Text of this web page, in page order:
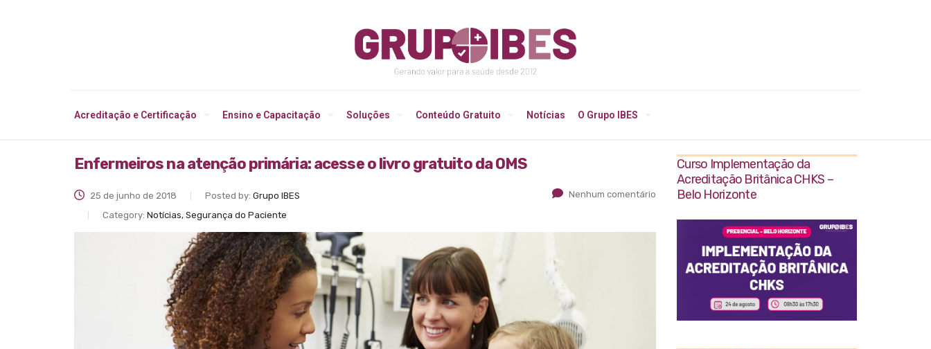
Acreditação e Certificação Ensino e Capacitação Soluções Conteúdo Gratuito Notícias O Grupo IBES
Enfermeiros na atenção primária: acesse o livro gratuito da OMS
25 de junho de 2018 Posted by: Grupo IBES
Category: Notícias, Segurança do Paciente
Nenhum comentário
Curso Implementação da
Acreditação Britânica CHKS –
Belo Horizonte